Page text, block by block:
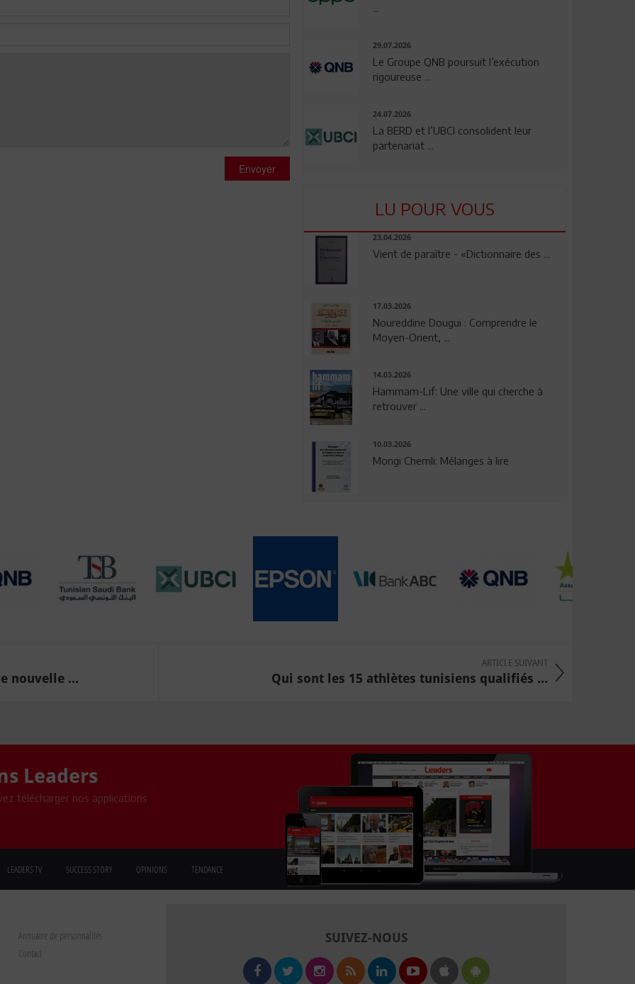
Envoyer
...
29.07.2026
Le Groupe QNB poursuit l’exécution
rigoureuse ...
24.07.2026
La BERD et l’UBCI consolident leur
partenariat ...
LU POUR VOUS
23.04.2026
Vient de paraître - «Dictionnaire des ...
17.03.2026
Noureddine Dougui : Comprendre le
Moyen-Orient, ...
14.03.2026
Hammam-Lif: Une ville qui cherche à
retrouver ...
10.03.2026
Mongi Chemli: Mélanges à lire
nouvelle ...
ARTICLE SUIVANT
Qui sont les 15 athlètes tunisiens qualifiés ...
Leaders
télécharger nos applications
LEADERS TV SUCCESS STORY OPINIONS TENDANCE
Annuaire de personnalités
Contact
SUIVEZ-NOUS